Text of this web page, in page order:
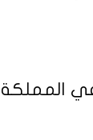
المملكة